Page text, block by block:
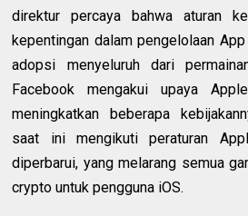
direktur percaya bahwa aturan
kepentingan dalam pengelolaan
adopsi menyeluruh dari
Facebook mengakui upaya
meningkatkan beberapa
saat ini mengikuti peraturan
diperbarui, yang melarang semua
crypto untuk pengguna iOS.